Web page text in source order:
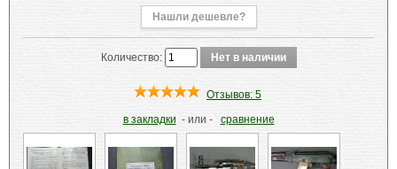
Нашли дешевле?
Количество:
Отзывов: 5
в закладки - или - сравнение